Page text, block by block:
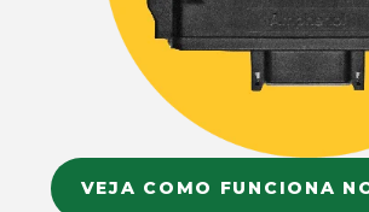
VEJA COMO FUNCIONA